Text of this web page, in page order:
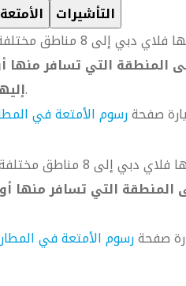
الأمتعة التأشيرات
إلى 8 مناطق مختلفة.
المنطقة التي تسافر منها
.
صفحةرسوم الأمتعة في
إلى 8 مناطق مختلفة.
المنطقة التي تسافر منها أو
صفحةرسوم الأمتعة في المطار